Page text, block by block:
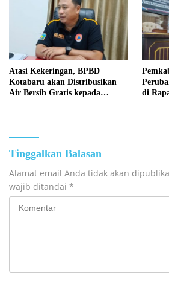
Atasi Kekeringan, BPBD
Kotabaru akan Distribusikan
Air Bersih Gratis kepada
di
Tinggalkan Balasan
Alamat email Anda tidak akan
wajib ditandai *